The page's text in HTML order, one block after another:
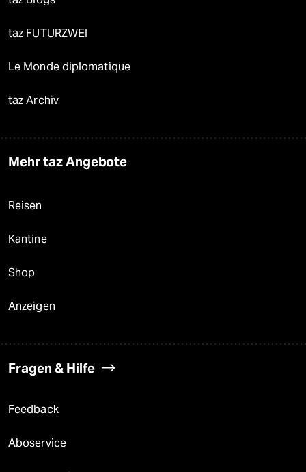
taz FUTURZWEI
Le Monde diplomatique
taz Archiv
Mehr taz Angebote
Reisen
Kantine
Shop
Anzeigen
Fragen & Hilfe
Feedback
Aboservice